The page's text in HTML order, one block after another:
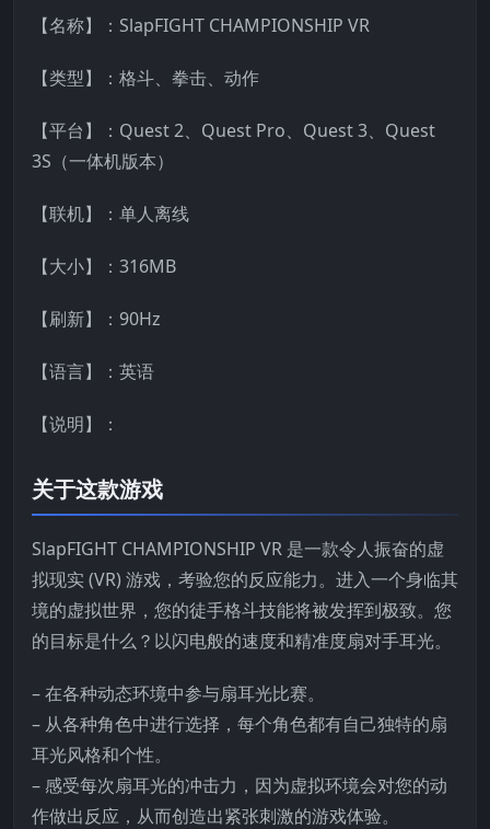
【名称】：SlapFIGHT CHAMPIONSHIP VR
【类型】：格斗、拳击、动作
【平台】：Quest 2、Quest Pro、Quest 3、Quest
3S（一体机版本）
【联机】：单人离线
【大小】：316MB
【刷新】：90Hz
【语言】：英语
【说明】：
关于这款游戏
SlapFIGHT CHAMPIONSHIP VR 是一款令人振奋的虚
拟现实 (VR) 游戏，考验您的反应能力。进入一个身临其
境的虚拟世界，您的徒手格斗技能将被发挥到极致。您
的目标是什么？以闪电般的速度和精准度扇对手耳光。
– 在各种动态环境中参与扇耳光比赛。
– 从各种角色中进行选择，每个角色都有自己独特的扇
耳光风格和个性。
– 感受每次扇耳光的冲击力，因为虚拟环境会对您的动
作做出反应，从而创造出紧张刺激的游戏体验。